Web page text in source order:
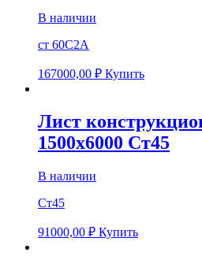
В наличии
ст 60С2А
167000,00 ₽ Купить
Лист
1500х6000 Ст45
В наличии
Ст45
91000,00 ₽ Купить